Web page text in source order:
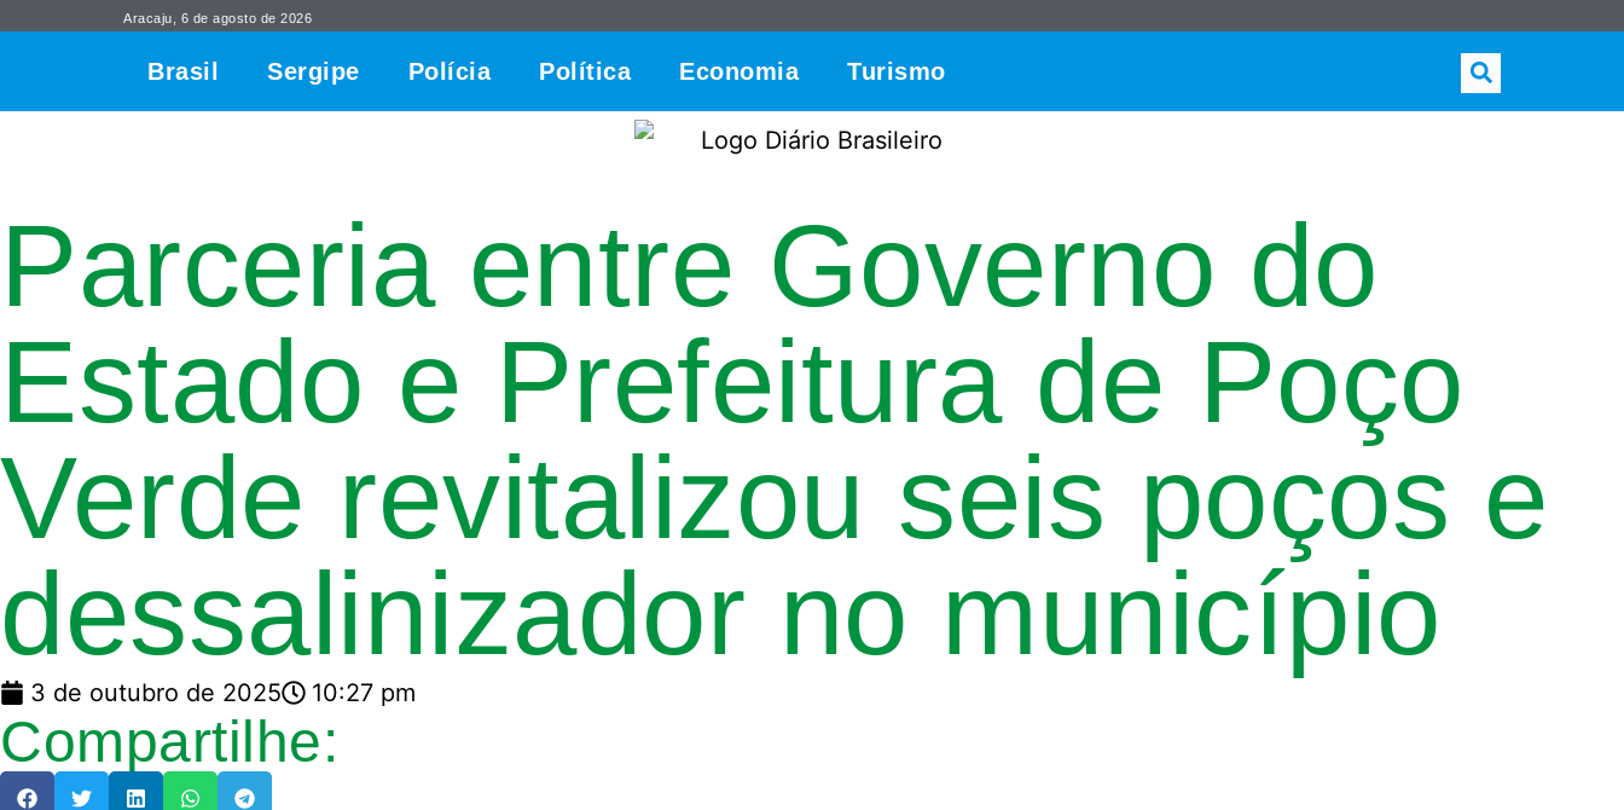
Aracaju, 6 de agosto de 2026
Brasil Sergipe Polícia Política Economia Turismo
Parceria entre Governo do
Estado e Prefeitura de Poço
Verde revitalizou seis poços e
dessalinizador no município
3 de outubro de 2025 10:27 pm
Compartilhe: